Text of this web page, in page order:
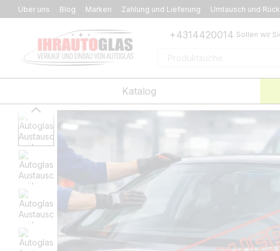
Перейти к основному контенту
Über uns Blog Marken Zahlung und Lieferung Umtausch und
+4314420014 Sollen wir
Katalog